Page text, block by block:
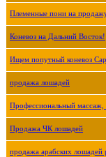
Племенные пони на
Коневоз на Дальний Восток!
Ищем попутный коневоз
продажа лошадей
Профессиональный массаж,
Продажа ЧК лошадей
продажа арабских лошадей